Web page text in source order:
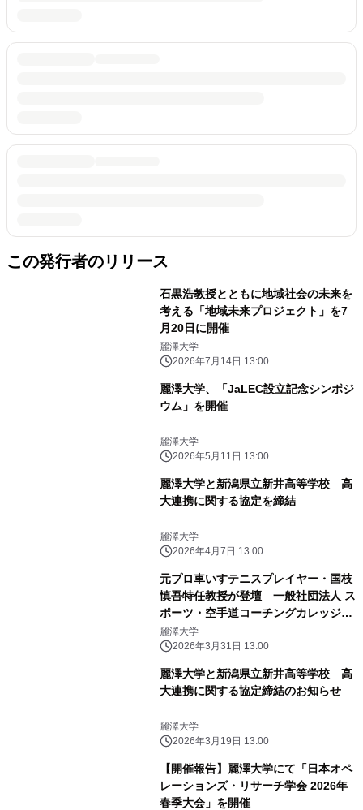
この発行者のリリース
石黒浩教授とともに地域社会の未来を
考える「地域未来プロジェクト」を7
月20日に開催
麗澤大学
2026年7月14日 13:00
麗澤大学、「JaLEC設立記念シンポジ
ウム」を開催
麗澤大学
2026年5月11日 13:00
麗澤大学と新潟県立新井高等学校 高
大連携に関する協定を締結
麗澤大学
2026年4月7日 13:00
元プロ車いすテニスプレイヤー・国枝
慎吾特任教授が登壇 一般社団法人 ス
ポーツ・空手道コーチングカレッジ
「第1回創立記念フォーラム」4月19日
(日)麗澤大学にて開催
麗澤大学
2026年3月31日 13:00
麗澤大学と新潟県立新井高等学校 高
大連携に関する協定締結のお知らせ
麗澤大学
2026年3月19日 13:00
【開催報告】麗澤大学にて「日本オペ
レーションズ・リサーチ学会 2026年
春季大会」を開催